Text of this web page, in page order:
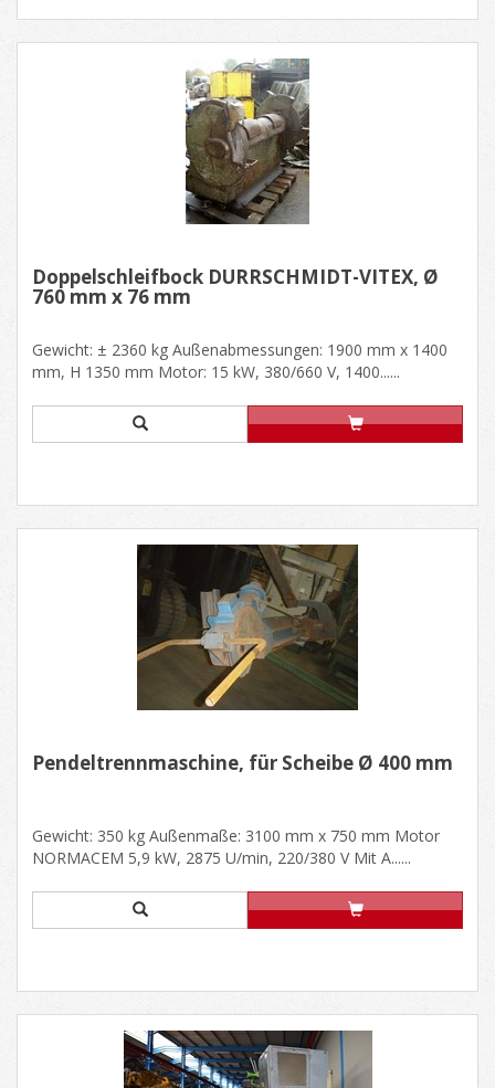
Doppelschleifbock DÜRRSCHMIDT-VITEX, Ø
760 mm x 76 mm
Gewicht: ± 2360 kg Außenabmessungen: 1900 mm x 1400
mm, H 1350 mm Motor: 15 kW, 380/660 V, 1400......
Pendeltrennmaschine, für Scheibe Ø 400 mm
Gewicht: 350 kg Außenmaße: 3100 mm x 750 mm Motor
NORMACEM 5,9 kW, 2875 U/min, 220/380 V Mit A......